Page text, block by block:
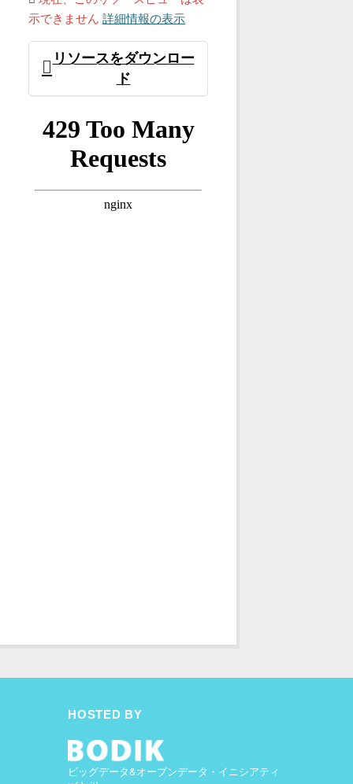
示できません 詳細情報の表示
リソースをダウンロー
ド
HOSTED BY
ビッグデータ&オープンデータ・イニシアティ